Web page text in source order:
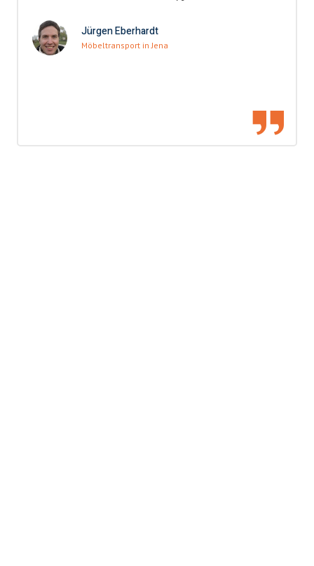
Jürgen Eberhardt
Möbeltransport in Jena